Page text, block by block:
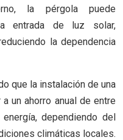
la pérgola puede
entrada de luz solar,
la dependencia
que la instalación de una
un ahorro anual de entre
dependiendo del
climáticas locales.